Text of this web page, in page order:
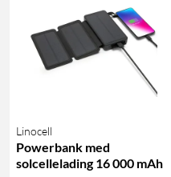
Linocell
Powerbank med
solcellelading 16 000 mAh